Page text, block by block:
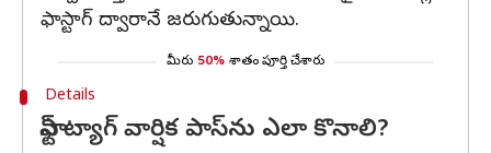
ఫాస్టాగ్ ద్వారానే జరుగుతున్నాయి.
మీరు 50% శాతం పూర్తి చేశారు
Details
ఫాస్ట్ ట్యాగ్ వార్షిక పాస్‌ను ఎలా కొనాలి?